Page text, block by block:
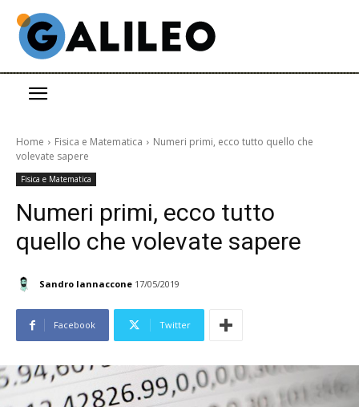
Home Fisica e Matematica
Numeri primi, ecco tutto quello che
volevate sapere
Fisica e Matematica
Numeri primi, ecco tutto
quello che volevate sapere
Sandro Iannaccone 17/05/2019
Facebook Twitter